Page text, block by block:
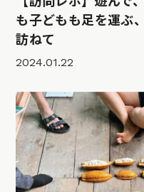
も子どもも足を運ぶ
訪ねて
2024.01.22